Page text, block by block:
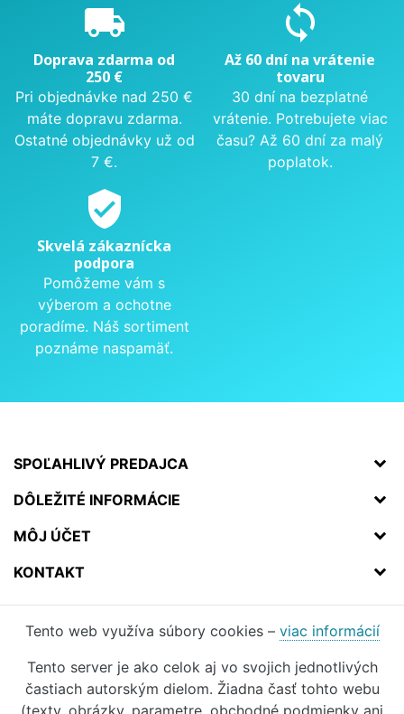
local_shipping
Doprava zdarma od
250 €
Pri objednávke nad 250 €
máte dopravu zdarma.
Ostatné objednávky už od
7 €.
sync
Až 60 dní na vrátenie
tovaru
30 dní na bezplatné
vrátenie. Potrebujete viac
času? Až 60 dní za malý
poplatok.
verified_user
Skvelá zákaznícka
podpora
Pomôžeme vám s
výberom a ochotne
poradíme. Náš sortiment
poznáme naspamäť.
SPOĽAHLIVÝ PREDAJCA
DÔLEŽITÉ INFORMÁCIE
MÔJ ÚČET
KONTAKT
Tento web využíva súbory cookies – viac informácií
Tento server je ako celok aj vo svojich jednotlivých
častiach autorským dielom. Žiadna časť tohto webu